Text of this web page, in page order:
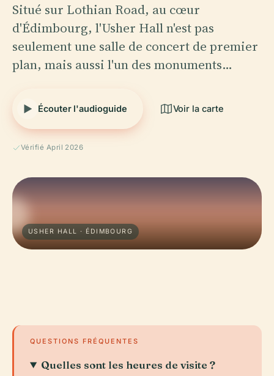
Situé sur Lothian Road, au cœur
d'Édimbourg, l'Usher Hall n'est pas
seulement une salle de concert de premier
plan, mais aussi l'un des monuments…
Écouter l'audioguide Voir la carte
Vérifié April 2026
USHER HALL · ÉDIMBOURG
QUESTIONS FRÉQUENTES
Quelles sont les heures de visite ?